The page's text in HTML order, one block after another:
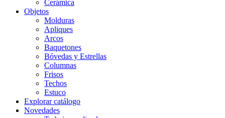
Cerámica
Objetos
Molduras
Apliques
Arcos
Baquetones
Bóvedas y Estrellas
Columnas
Frisos
Techos
Estuco
Explorar catálogo
Novedades